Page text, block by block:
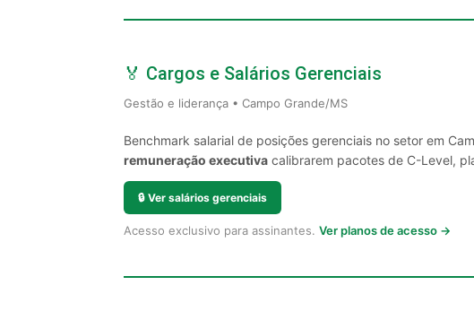
🏅 Cargos e Salários Gerenciais
Gestão e liderança • Campo Grande/MS
Benchmark salarial de posições gerenciais no setor em
remuneração executiva calibrarem pacotes de C-Level,
🔒 Ver salários gerenciais
Acesso exclusivo para assinantes. Ver planos de acesso →